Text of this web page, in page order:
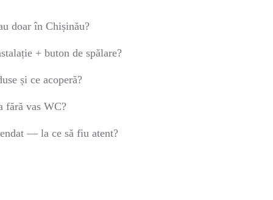
doar în Chișinău?
+ buton de spălare?
și ce acoperă?
fără vas WC?
— la ce să fiu atent?